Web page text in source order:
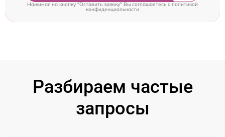
Нажимая на кнопку "Оставить заявку" Вы соглашаетесь cполитикой
конфиденциальности
Разбираем частые
запросы